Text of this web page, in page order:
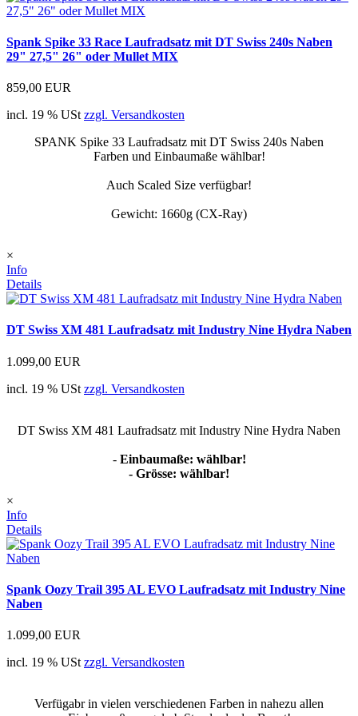
Spank Spike 33 Race Laufradsatz mit DT Swiss 240s Naben
29" 27,5" 26" oder Mullet MIX
859,00 EUR
incl. 19 % USt zzgl. Versandkosten
SPANK Spike 33 Laufradsatz mit DT Swiss 240s Naben
Farben und Einbaumaße wählbar!
Auch Scaled Size verfügbar!
Gewicht: 1660g (CX-Ray)
×
Info
Details
DT Swiss XM 481 Laufradsatz mit Industry Nine Hydra Naben
1.099,00 EUR
incl. 19 % USt zzgl. Versandkosten
DT Swiss XM 481 Laufradsatz mit Industry Nine Hydra Naben
- Einbaumaße: wählbar!
- Grösse: wählbar!
×
Info
Details
Spank Oozy Trail 395 AL EVO Laufradsatz mit Industry Nine
Naben
1.099,00 EUR
incl. 19 % USt zzgl. Versandkosten
Verfügabr in vielen verschiedenen Farben in nahezu allen